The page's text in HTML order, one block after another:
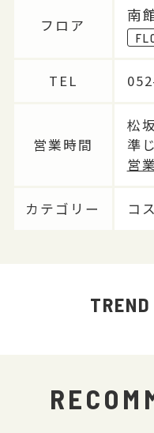
フロア
南
TEL
営業時間
松
準
営
カテゴリー コ